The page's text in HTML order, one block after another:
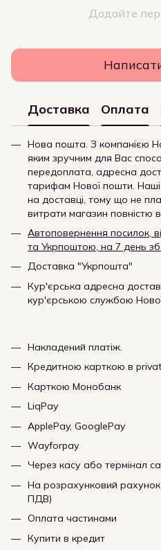
Додайте
Доставка Оплата
Нова пошта. З компанією
яким зручним для Вас
передоплата, адресна
тарифам Нової пошти. Наші
на доставці, тому що не
витрати магазин повністю
Автоповернення посилок,
та Укрпоштою, на 7 день
Доставка "Укрпошта"
Кур'єрська адресна
кур'єрською службою
Накладений платіж.
Кредитною карткою в
Карткою Монобанк
LiqPay
ApplePay, GooglePay
Wayforpay
Через касу або термінал
На розрахунковий
ПДВ)
Оплата частинами
Купити в кредит